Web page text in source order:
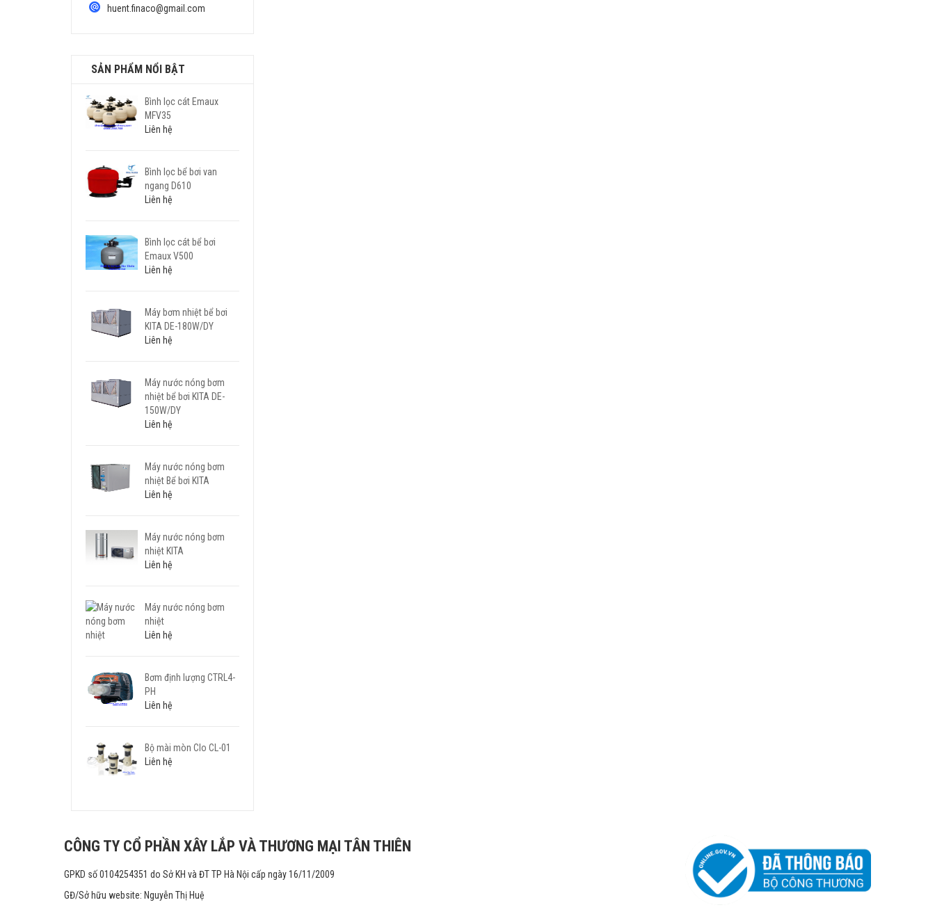
huent.finaco@gmail.com
SẢN PHẨM NỔI BẬT
Bình lọc cát Emaux
MFV35
Liên hệ
Bình lọc bể bơi van
ngang D610
Liên hệ
Bình lọc cát bể bơi
Emaux V500
Liên hệ
Máy bơm nhiệt bể bơi
KITA DE-180W/DY
Liên hệ
Máy nước nóng bơm
nhiệt bể bơi KITA DE-
150W/DY
Liên hệ
Máy nước nóng bơm
nhiệt Bể bơi KITA
Liên hệ
Máy nước nóng bơm
nhiệt KITA
Liên hệ
Máy nước nóng bơm
nhiệt
Liên hệ
Bơm định lượng CTRL4-
PH
Liên hệ
Bộ mài mòn Clo CL-01
Liên hệ
CÔNG TY CỔ PHẦN XÂY LẮP VÀ THƯƠNG MẠI TÂN THIÊN
GPKD số 0104254351 do Sở KH và ĐT TP Hà Nội cấp ngày 16/11/2009
GĐ/Sở hữu website: Nguyễn Thị Huệ